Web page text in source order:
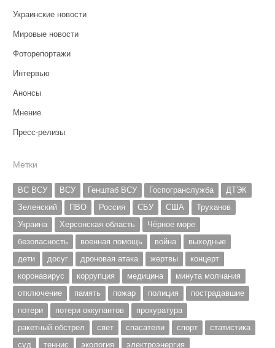
Украинские новости
Мировые новости
Фоторепортажи
Интервью
Анонсы
Мнение
Пресс-релизы
Метки
ВС ВСУ ВСУ Генштаб ВСУ Госпогранслужба
ДТЭК
Зеленский
ПВО Россия СБУ США
Труханов
Украина
Херсонская область
Чёрное море
безопасность
военная помощь война
выходные
дети
досуг дроновая атака жертвы
концерт
коронавирус
коррупция медицина
минута молчания
отключение
память пожар полиция
пострадавшие
потери
потери оккупантов
прокуратура
ракетный обстрел
свет спасатели спорт
статистика
суд
теннис экология
электроэнергия